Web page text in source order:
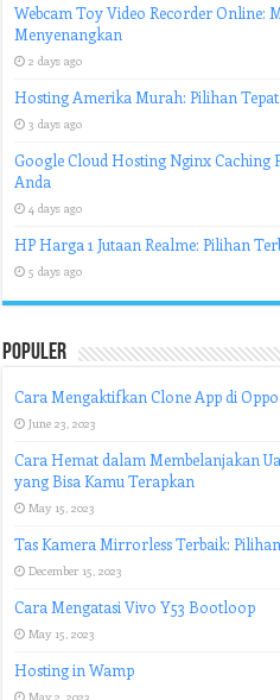
Webcam Toy Video Recorder Online:
Menyenangkan
2 days ago
Hosting Amerika Murah: Pilihan
3 days ago
Google Cloud Hosting Nginx Caching
Anda
4 days ago
HP Harga 1 Jutaan Realme: Pilihan
5 days ago
Populer
Cara Mengaktifkan Clone App di Oppo
June 23, 2023
Cara Hemat dalam Membelanjakan
yang Bisa Kamu Terapkan
May 15, 2023
Tas Kamera Mirrorless Terbaik:
December 15, 2023
Cara Mengatasi Vivo Y53 Bootloop
May 15, 2023
Hosting in Wamp
May 2, 2023